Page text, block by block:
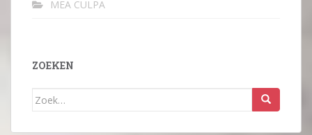
MEA CULPA
ZOEKEN
Zoek